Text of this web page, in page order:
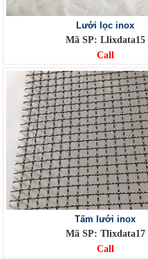
Lưới lọc inox
Mã SP: Llixdata15
Call
Tấm lưới inox
Mã SP: Tlixdata17
Call